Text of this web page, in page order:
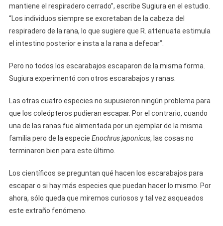
mantiene el respiradero cerrado”, escribe Sugiura en el estudio.
“Los individuos siempre se excretaban de la cabeza del
respiradero de la rana, lo que sugiere que R. attenuata estimula
el intestino posterior e insta a la rana a defecar”.
Pero no todos los escarabajos escaparon de la misma forma.
Sugiura experimentó con otros escarabajos y ranas.
Las otras cuatro especies no supusieron ningún problema para
que los coleópteros pudieran escapar. Por el contrario, cuando
una de las ranas fue alimentada por un ejemplar de la misma
familia pero de la especie Enochrus japonicus, las cosas no
terminaron bien para este último.
Los científicos se preguntan qué hacen los escarabajos para
escapar o si hay más especies que puedan hacer lo mismo. Por
ahora, sólo queda que miremos curiosos y tal vez asqueados
este extraño fenómeno.